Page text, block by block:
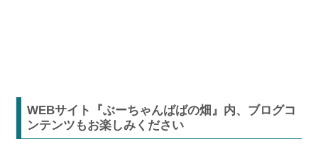
WEBサイト『ぶーちゃんばばの畑』内、ブログコ
ンテンツもお楽しみください